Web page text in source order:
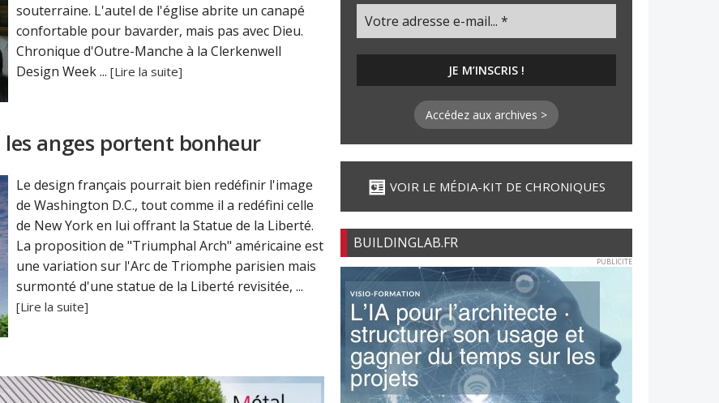
souterraine. L'autel de l'église abrite un canapé
confortable pour bavarder, mais pas avec Dieu.
Chronique d'Outre-Manche à la Clerkenwell
Design Week ... [Lire la suite]
anges portent bonheur
Le design français pourrait bien redéfinir l'image
de Washington D.C., tout comme il a redéfini celle
de New York en lui offrant la Statue de la Liberté.
La proposition de "Triumphal Arch" américaine est
une variation sur l'Arc de Triomphe parisien mais
surmonté d'une statue de la Liberté revisitée, ...
[Lire la suite]
Accédez aux archives >
VOIR LE MÉDIA-KIT DE CHRONIQUES
BUILDINGLAB.FR
PUBLICITE